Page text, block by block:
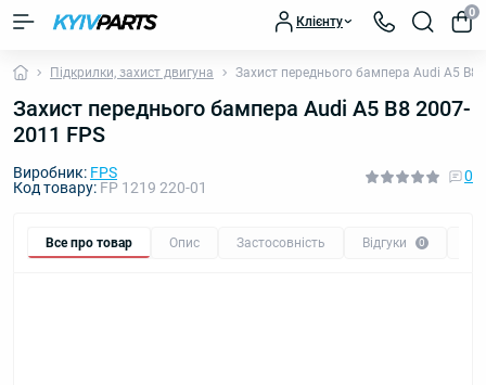
Клієнту
0
Підкрилки, захист двигуна Захист переднього бампера Audi A5 B8
Захист переднього бампера Audi A5 B8 2007-
2011 FPS
Виробник: FPS
Код товару: FP 1219 220-01
0
Все про товар Опис Застосовність Відгуки 0